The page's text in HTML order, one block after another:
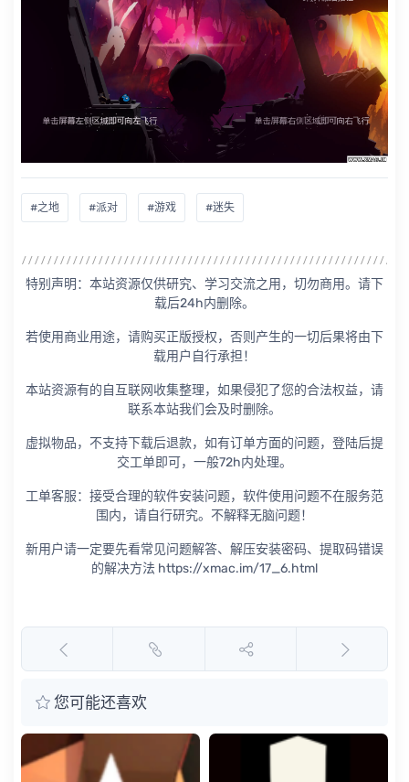
#之地 #派对 #游戏 #迷失
特别声明：本站资源仅供研究、学习交流之用，切勿商用。请下
载后24h内删除。
若使用商业用途，请购买正版授权，否则产生的一切后果将由下
载用户自行承担！
本站资源有的自互联网收集整理，如果侵犯了您的合法权益，请
联系本站我们会及时删除。
虚拟物品，不支持下载后退款，如有订单方面的问题，登陆后提
交工单即可，一般72h内处理。
工单客服：接受合理的软件安装问题，软件使用问题不在服务范
围内，请自行研究。不解释无脑问题！
新用户请一定要先看常见问题解答、解压安装密码、提取码错误
的解决方法 https://xmac.im/17_6.html
您可能还喜欢